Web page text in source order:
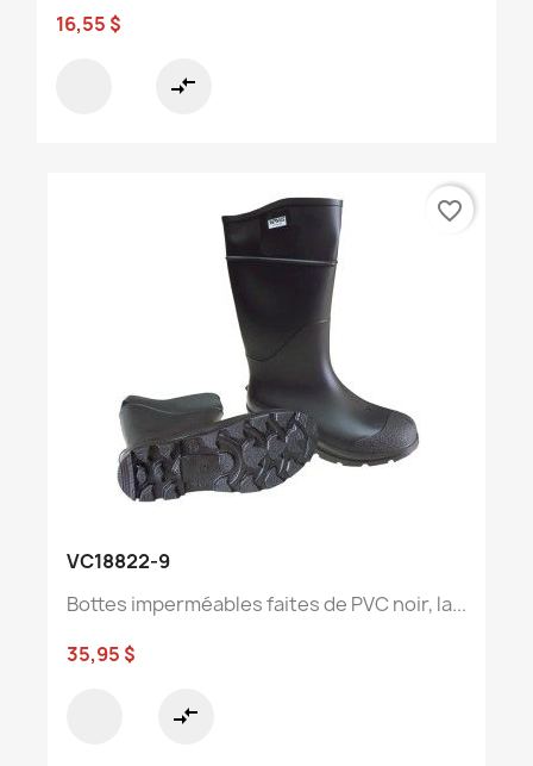
16,55 $
compare_arrows
VC18822-9
Bottes imperméables faites de PVC noir, la...
35,95 $
compare_arrows
favorite_border